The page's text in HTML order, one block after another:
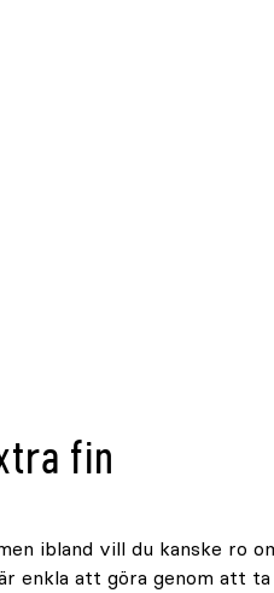
fin
ibland vill du kanske ro
enkla att göra genom att ta